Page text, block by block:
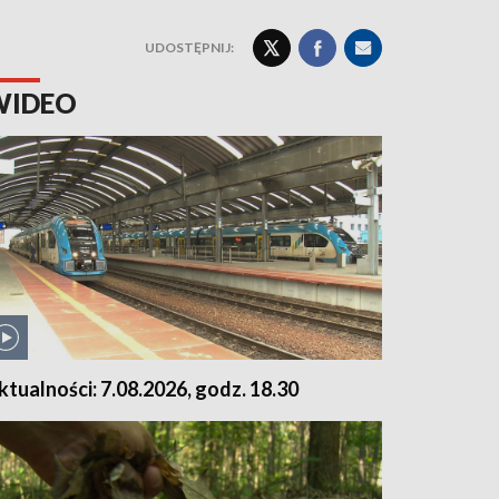
UDOSTĘPNIJ:
7.08.2026, godz. 18.30